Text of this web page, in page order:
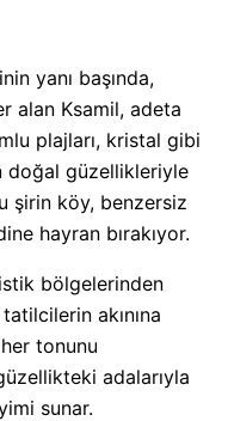
yanı başında,
alan Ksamil, adeta
plajları, kristal gibi
doğal güzellikleriyle
şirin köy, benzersiz
hayran bırakıyor.
bölgelerinden
akınına
tonunu
adalarıyla
sunar.